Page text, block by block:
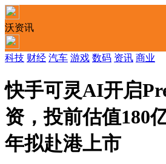
沃资讯
科技 财经 汽车 游戏 数码 资讯 商业
快手可灵AI开启
资，投前估值180
年拟赴港上市